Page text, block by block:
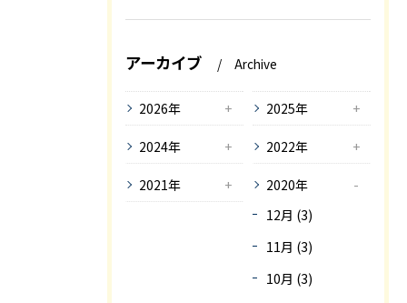
アーカイブ Archive
2026年 2025年
2024年 2022年
2021年
2020年
12月 (3)
11月 (3)
10月 (3)